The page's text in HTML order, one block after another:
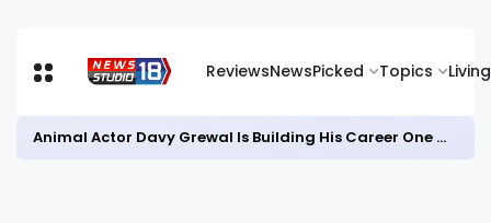
ReviewsNewsPicked Topics Living
Animal Actor Davy Grewal Is Building His Career One Role at a Time- from Courtrooms to Cinema